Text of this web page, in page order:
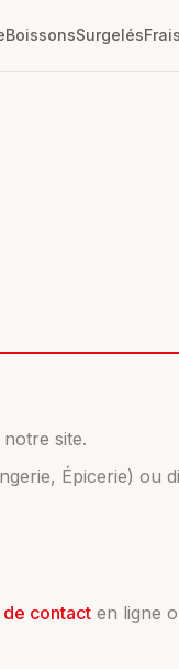
BoissonsSurgelésFrais
site.
Épicerie) ou
contact en ligne